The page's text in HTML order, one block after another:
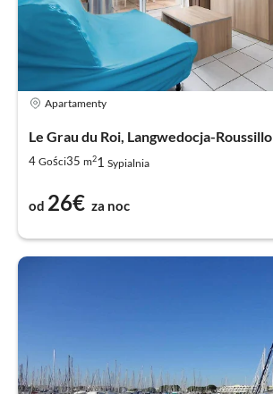
Apartamenty
Le Grau du Roi, Langwedocja-
4 Gości35 m21 Sypialnia
od 26€ za noc